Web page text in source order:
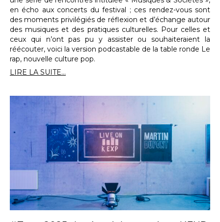
en écho aux concerts du festival ; ces rendez-vous sont
des moments privilégiés de réflexion et d’échange autour
des musiques et des pratiques culturelles. Pour celles et
ceux qui n’ont pas pu y assister ou souhaiteraient la
réécouter, voici la version podcastable de la table ronde Le
rap, nouvelle culture pop.
LIRE LA SUITE...